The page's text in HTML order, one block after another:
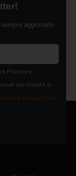
aggiornato
Privacy e
per finalità di
la Privacy Policy